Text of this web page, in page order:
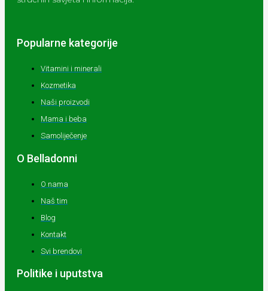
Popularne kategorije
Vitamini i minerali
Kozmetika
Naši proizvodi
Mama i beba
Samoliječenje
O Belladonni
O nama
Naš tim
Blog
Kontakt
Svi brendovi
Politike i uputstva